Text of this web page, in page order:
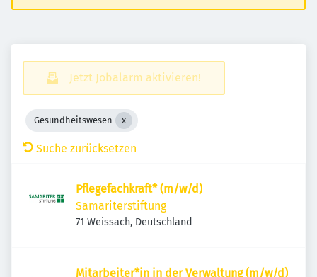
Jetzt Jobalarm aktivieren!
Gesundheitswesen
Suche zurücksetzen
Pflegefachkraft* (m/w/d)
Samariterstiftung
71 Weissach, Deutschland
Mitarbeiter*in in der Verwaltung (m/w/d)